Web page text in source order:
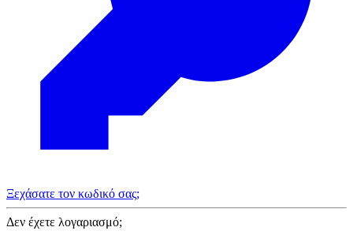
Ξεχάσατε τον κωδικό σας;
Δεν έχετε λογαριασμό;